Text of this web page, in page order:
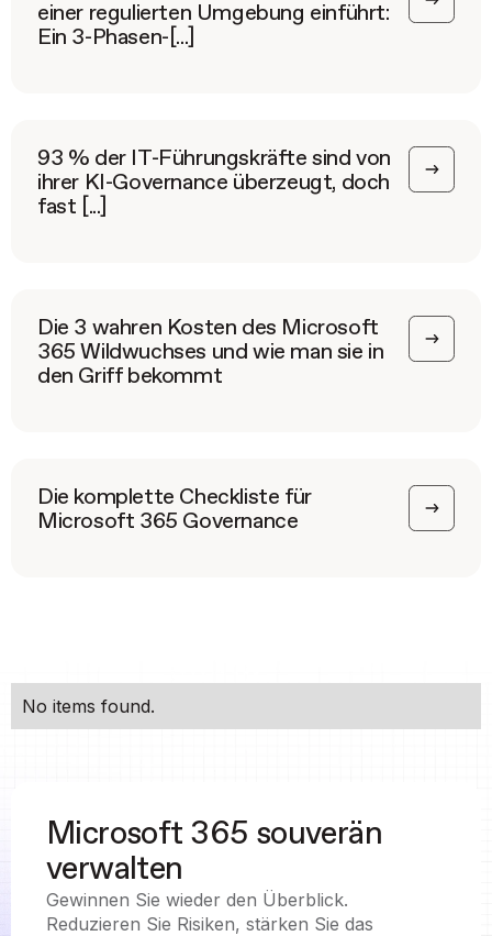
einer regulierten Umgebung einführt:
Ein 3-Phasen-[...]
93 % der IT-Führungskräfte sind von
ihrer KI-Governance überzeugt, doch
fast [...]
Die 3 wahren Kosten des Microsoft
365 Wildwuchses und wie man sie in
den Griff bekommt
Die komplette Checkliste für
Microsoft 365 Governance
No items found.
Microsoft 365 souverän
verwalten
Gewinnen Sie wieder den Überblick.
Reduzieren Sie Risiken, stärken Sie das